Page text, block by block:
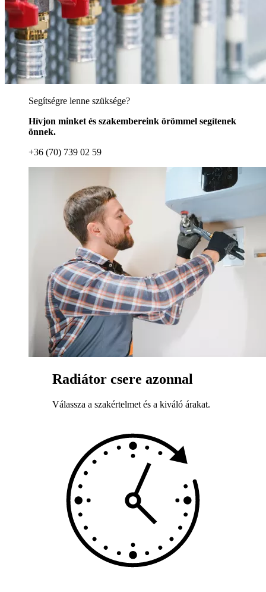
Segítségre lenne szüksége?
Hívjon minket és szakembereink örömmel segítenek
önnek.
+36 (70) 739 02 59
Radiátor csere azonnal
Válassza a szakértelmet és a kiváló árakat.